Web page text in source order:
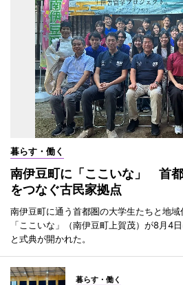
暮らす・働く
南伊豆町に「ここいな」 首
をつなぐ古民家拠点
南伊豆町に通う首都圏の大学生たちと地
「ここいな」（南伊豆町上賀茂）が8月4
と式典が開かれた。
暮らす・働く